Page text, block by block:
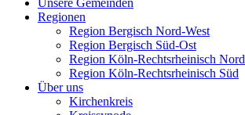
Unsere Gemeinden
Regionen
Region Bergisch Nord-West
Region Bergisch Süd-Ost
Region Köln-Rechtsrheinisch Nord
Region Köln-Rechtsrheinisch Süd
Über uns
Kirchenkreis